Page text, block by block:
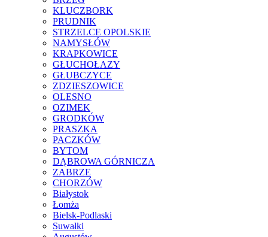
KLUCZBORK
PRUDNIK
STRZELCE OPOLSKIE
NAMYSŁÓW
KRAPKOWICE
GŁUCHOŁAZY
GŁUBCZYCE
ZDZIESZOWICE
OLESNO
OZIMEK
GRODKÓW
PRASZKA
PACZKÓW
BYTOM
DĄBROWA GÓRNICZA
ZABRZE
CHORZÓW
Białystok
Łomża
Bielsk-Podlaski
Suwałki